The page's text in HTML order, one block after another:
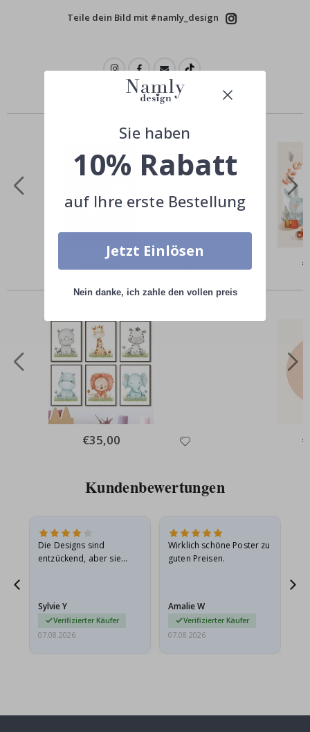
Teile dein Bild mit #namly_design
Ähnliche Produkte
Special
Price
€9,00
Andere kauften auch
Special
Price
€35,00
Kundenbewertungen
Die Designs sind
entzückend, aber sie
sie…
Sylvie Y
Verifizierter Käufer
07.08.2026
Wirklich schöne Poster zu
guten Preisen.
Amalie W
Verifizierter Käufer
07.08.2026
Sie haben
10% Rabatt
auf Ihre erste Bestellung
Jetzt Einlösen
Nein danke, ich zahle den vollen preis